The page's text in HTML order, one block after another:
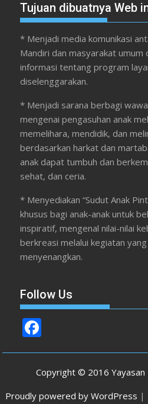
Tujuan dibuatnya Web
* Menjadi media komunikasi
Mandiri dan masyarakat umum
informasi tentang program
diselenggarakan.
* Menjadi sarana berbagi
mengenai pengasuhan anak
memelihara, mendidik, dan
berdasarkan harkat dan
anak dapat tumbuh dan
sehat, dan ceria.
* Menyediakan “Sudut Anak
khusus bagi anak-anak untuk
inspiratif, mengenal nilai-nilai
berkreasi melalui kegiatan
menyenangkan.
Follow Us
ac
e
b
Copyright © 2016 Yayasan
Proudly powered by WordPress |